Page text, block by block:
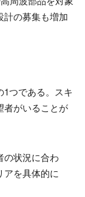
計の募集も増加
1つである。スキ
者がいることが
の状況に合わ
アを具体的に